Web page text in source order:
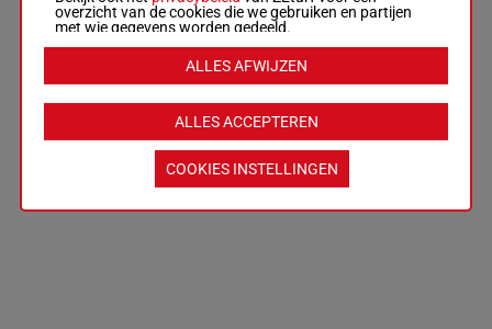
overzicht van de cookies die we gebruiken en partijen
met wie gegevens worden gedeeld.
ALLES ACCEPTEREN
ALLES AFWIJZEN
COOKIES INSTELLINGEN